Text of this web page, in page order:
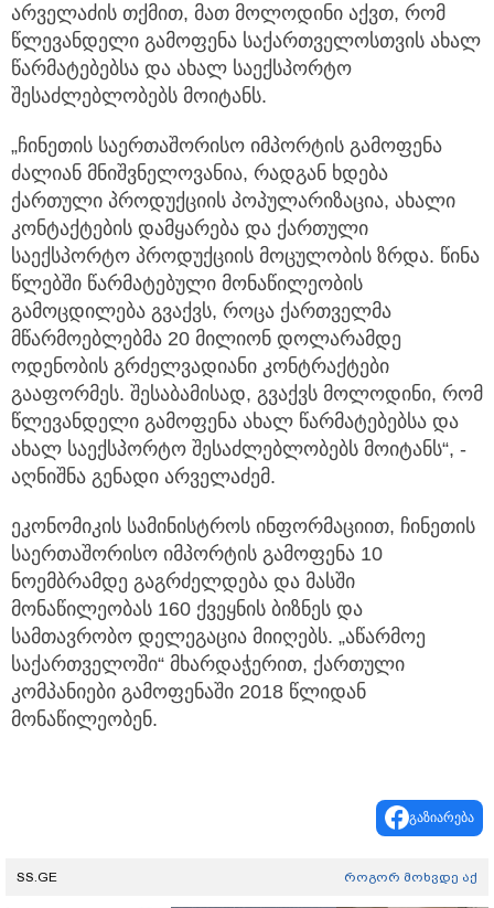
არველაძის თქმით, მათ მოლოდინი აქვთ, რომ
წლევანდელი გამოფენა საქართველოსთვის ახალ
წარმატებებსა და ახალ საექსპორტო
შესაძლებლობებს მოიტანს.
„ჩინეთის საერთაშორისო იმპორტის გამოფენა
ძალიან მნიშვნელოვანია, რადგან ხდება
ქართული პროდუქციის პოპულარიზაცია, ახალი
კონტაქტების დამყარება და ქართული
საექსპორტო პროდუქციის მოცულობის ზრდა. წინა
წლებში წარმატებული მონაწილეობის
გამოცდილება გვაქვს, როცა ქართველმა
მწარმოებლებმა 20 მილიონ დოლარამდე
ოდენობის გრძელვადიანი კონტრაქტები
გააფორმეს. შესაბამისად, გვაქვს მოლოდინი, რომ
წლევანდელი გამოფენა ახალ წარმატებებსა და
ახალ საექსპორტო შესაძლებლობებს მოიტანს“, -
აღნიშნა გენადი არველაძემ.
ეკონომიკის სამინისტროს ინფორმაციით, ჩინეთის
საერთაშორისო იმპორტის გამოფენა 10
ნოემბრამდე გაგრძელდება და მასში
მონაწილეობას 160 ქვეყნის ბიზნეს და
სამთავრობო დელეგაცია მიიღებს. „აწარმოე
საქართველოში“ მხარდაჭერით, ქართული
კომპანიები გამოფენაში 2018 წლიდან
მონაწილეობენ.
გაზიარება
SS.GE როგორ მოხვდე აქ